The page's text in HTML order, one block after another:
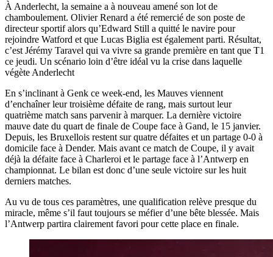
À Anderlecht, la semaine a à nouveau amené son lot de
chamboulement. Olivier Renard a été remercié de son poste de
directeur sportif alors qu’Edward Still a quitté le navire pour
rejoindre Watford et que Lucas Biglia est également parti. Résultat,
c’est Jérémy Taravel qui va vivre sa grande première en tant que T1
ce jeudi. Un scénario loin d’être idéal vu la crise dans laquelle
végète Anderlecht
En s’inclinant à Genk ce week-end, les Mauves viennent
d’enchaîner leur troisième défaite de rang, mais surtout leur
quatrième match sans parvenir à marquer. La dernière victoire
mauve date du quart de finale de Coupe face à Gand, le 15 janvier.
Depuis, les Bruxellois restent sur quatre défaites et un partage 0-0 à
domicile face à Dender. Mais avant ce match de Coupe, il y avait
déjà la défaite face à Charleroi et le partage face à l’Antwerp en
championnat. Le bilan est donc d’une seule victoire sur les huit
derniers matches.
Au vu de tous ces paramètres, une qualification relève presque du
miracle, même s’il faut toujours se méfier d’une bête blessée. Mais
l’Antwerp partira clairement favori pour cette place en finale.